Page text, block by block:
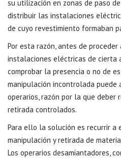
su utilización en zonas de paso
distribuir las instalaciones
de cuyo revestimiento formaban
Por esta razón, antes de
instalaciones eléctricas de cierta
comprobar la presencia o no de
manipulación incontrolada puede
operarios, razón por la que deber
retirada controlados.
Para ello la solución es recurrir a
manipulación y retirada de
Los operarios desamiantadores,